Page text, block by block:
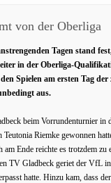
von der Oberliga
Tagen stand
in der Oberliga-
Spielen am ersten Tag der
aus.
beim Vorrundenturnier in
Teutonia Riemke gewonnen
am Ende reichte es trotzdem zu
TV Gladbeck geriet der VfL
hatte. Hinzu kam, dass